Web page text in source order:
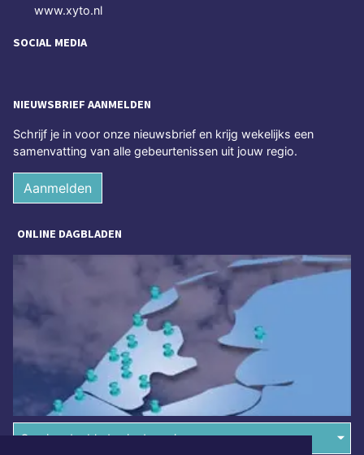
www.xyto.nl
SOCIAL MEDIA
NIEUWSBRIEF AANMELDEN
Schrijf je in voor onze nieuwsbrief en krijg wekelijks een
samenvatting van alle gebeurtenissen uit jouw regio.
Aanmelden
ONLINE DAGBLADEN
Overige dagbladen in de regio